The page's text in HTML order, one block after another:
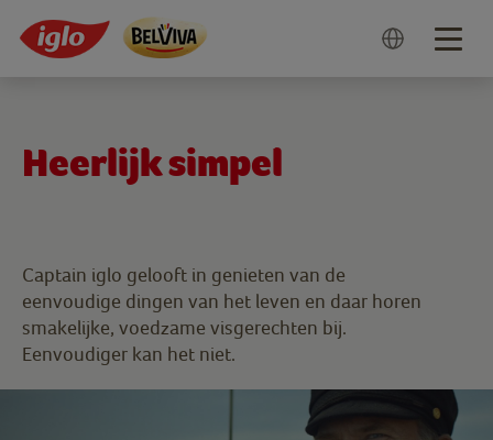
Heerlijk simpel
Captain iglo gelooft in genieten van de
eenvoudige dingen van het leven en daar horen
smakelijke, voedzame visgerechten bij.
Eenvoudiger kan het niet.